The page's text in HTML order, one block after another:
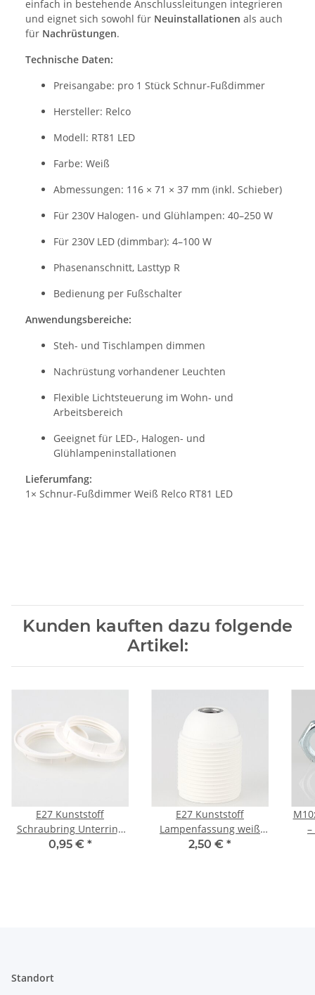
einfach in bestehende Anschlussleitungen integrieren
und eignet sich sowohl für Neuinstallationen als auch
für Nachrüstungen.
Technische Daten:
Preisangabe: pro 1 Stück Schnur-Fußdimmer
Hersteller: Relco
Modell: RT81 LED
Farbe: Weiß
Abmessungen: 116 × 71 × 37 mm (inkl. Schieber)
Für 230V Halogen- und Glühlampen: 40–250 W
Für 230V LED (dimmbar): 4–100 W
Phasenanschnitt, Lasttyp R
Bedienung per Fußschalter
Anwendungsbereiche:
Steh- und Tischlampen dimmen
Nachrüstung vorhandener Leuchten
Flexible Lichtsteuerung im Wohn- und
Arbeitsbereich
Geeignet für LED-, Halogen- und
Glühlampeninstallationen
Lieferumfang:
1× Schnur-Fußdimmer Weiß Relco RT81 LED
Kunden kauften dazu folgende
Artikel:
E27 Kunststoff
Schraubring Unterring
weiß für
0,95 € *
E27 Kunststoff
Lampenfassung weiß
mit Außengewinde und
2,50 € *
Standort